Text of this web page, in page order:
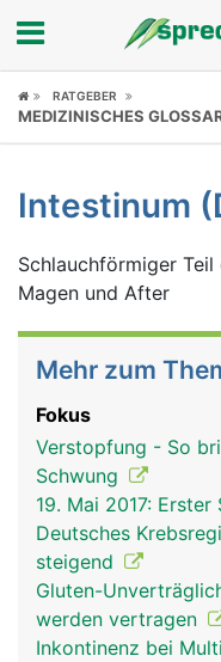
Fokus
Symptome
Untersuchungen
News
Ratgeber
Rubriken
RATGEBER
MEDIZINISCHES
Intestinum
Schlauchförmiger
Magen und After
Mehr zum
Fokus
Verstopfung - So
Schwung
19. Mai 2017:
Deutsches
steigend
Gluten-
werden vertragen
Inkontinenz bei